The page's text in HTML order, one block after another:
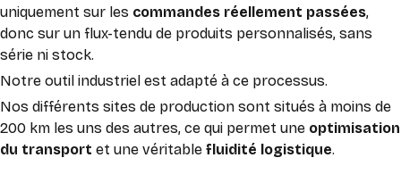
uniquement sur les commandes réellement passées,
donc sur un flux-tendu de produits personnalisés, sans
série ni stock.
Notre outil industriel est adapté à ce processus.
Nos différents sites de production sont situés à moins de
200 km les uns des autres, ce qui permet une optimisation
du transport et une véritable fluidité logistique.